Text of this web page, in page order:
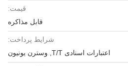
قیمت:
قابل مذاکره
شرایط پرداخت:
اعتبارات اسنادی T/T, وسترن یونیون